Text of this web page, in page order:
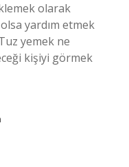
olarak
yardım etmek
yemek ne
kişiyi görmek